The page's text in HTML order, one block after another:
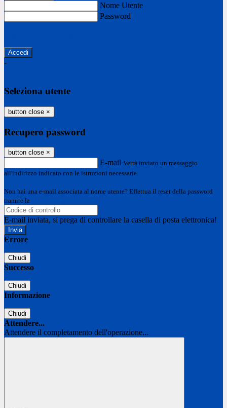
Nome Utente
Password
-
Seleziona utente
button close ×
Recupero password
button close ×
E-mail Verrà inviato un messaggio
all'indirizzo indicato con le istruzioni necessarie.
Non hai una e-mail associata al nome utente? Effettua il reset della password
tramite la
E-mail inviata, si prega di controllare la casella di posta elettronica!
Errore
Chiudi
Successo
Chiudi
Informazione
Chiudi
Attendere...
Attendere il completamento dell'operazione...